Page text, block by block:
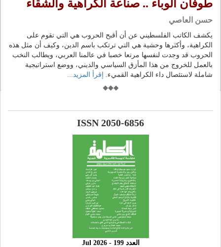
طوفان الوباء .. صناعة الكراهية والشقاء
حسن العاصي
يكشف الكاتب الفلسطيني عن أن أقبح الحروب هي التي تقوم على
الكراهية، وأكثرها وحشية هي التي ترتكب باسم الدين، وكيف أن مثل هذه
الحروب قد وجدت لنفسها مرتعا خصبا في عالمنا العربي، ويطالب النخب
بالعمل للخروج من هذا المأزق السياسي والديني، ووضع استراتيجية
شاملة لاستئصال داء الكراهية القميء.
إقرأ المزيد...
ISSN 2050-6856
العدد 199 - 2026 Jul